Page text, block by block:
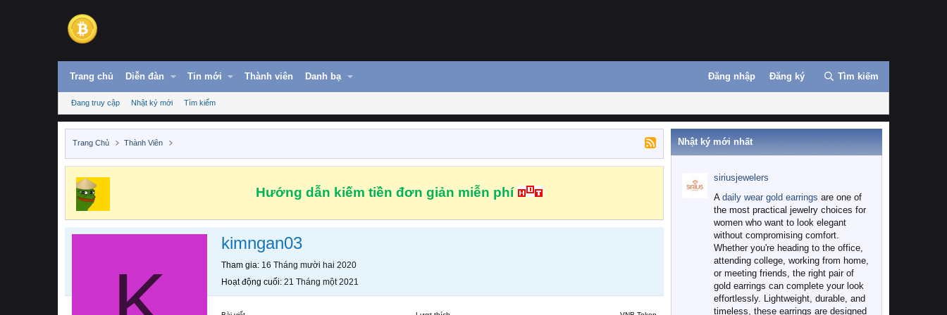
Trang chủ Diễn đàn Tin mới Thành viên Danh bạ Đăng nhập Đăng ký Tìm kiếm
Đang truy cập Nhật ký mới Tìm kiếm
Trang Chủ Thành Viên
Hướng dẫn kiếm tiền đơn giản miễn phí
kimngan03
Tham gia 16 Tháng mười hai 2020
Hoạt động cuối 21 Tháng một 2021
Nhật ký mới nhất
siriusjewelers
A daily wear gold earrings are one of
the most practical jewelry choices for
women who want to look elegant
without compromising comfort.
Whether you're heading to the office,
attending college, working from home,
or meeting friends, the right pair of
gold earrings can complete your look
effortlessly. Lightweight, durable, and
timeless, these earrings are designed